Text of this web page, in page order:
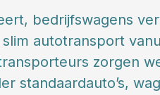
bedrijfswagens
autotransport
zorgen
standaardauto’s,